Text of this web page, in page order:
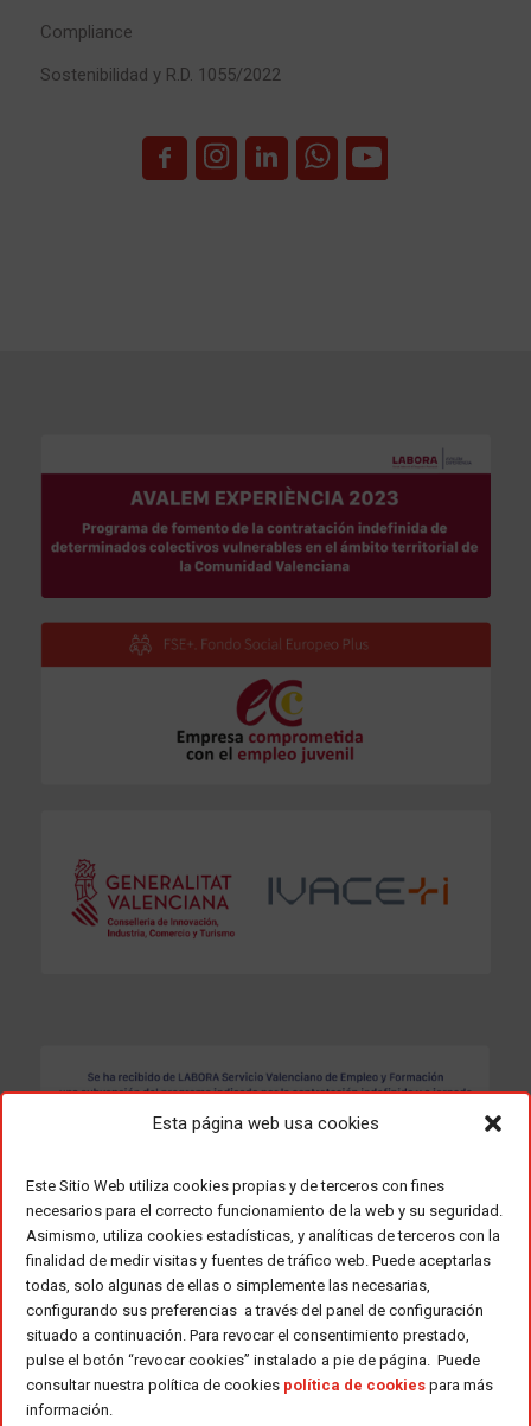
Esta página web usa cookies
Este Sitio Web utiliza cookies propias y de terceros con fines
necesarios para el correcto funcionamiento de la web y su seguridad.
Asimismo, utiliza cookies estadísticas, y analíticas de terceros con la
finalidad de medir visitas y fuentes de tráfico web. Puede aceptarlas
todas, solo algunas de ellas o simplemente las necesarias,
configurando sus preferencias a través del panel de configuración
situado a continuación. Para revocar el consentimiento prestado,
pulse el botón “revocar cookies” instalado a pie de página. Puede
consultar nuestra política de cookies política de cookies para más
información.
Compliance
Sostenibilidad y R.D. 1055/2022